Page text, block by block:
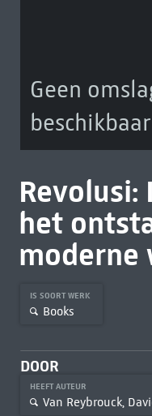
Geen
beschikbaar
Revolusi:
het
moderne
IS SOORT WERK
Books
DOOR
HEEFT AUTEUR
Van Reybrouck,